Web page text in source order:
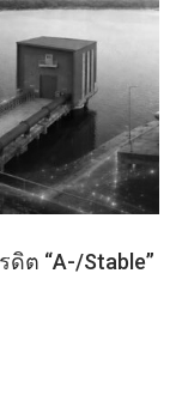
ดิต “A-/Stable”